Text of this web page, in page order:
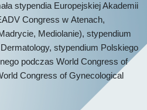
stypendia Europejskiej Akademii
Congress w Atenach,
Mediolanie), stypendium
stypendium Polskiego
podczas World Congress of
Congress of Gynecological